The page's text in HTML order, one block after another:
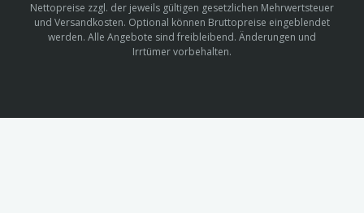
Nettopreise zzgl. der jeweils gültigen gesetzlichen Mehrwertsteuer
und Versandkosten. Optional können Bruttopreise eingeblendet
werden. Alle Angebote sind freibleibend. Änderungen und
Irrtümer vorbehalten.